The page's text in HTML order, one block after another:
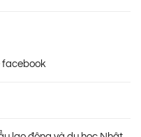
facebook